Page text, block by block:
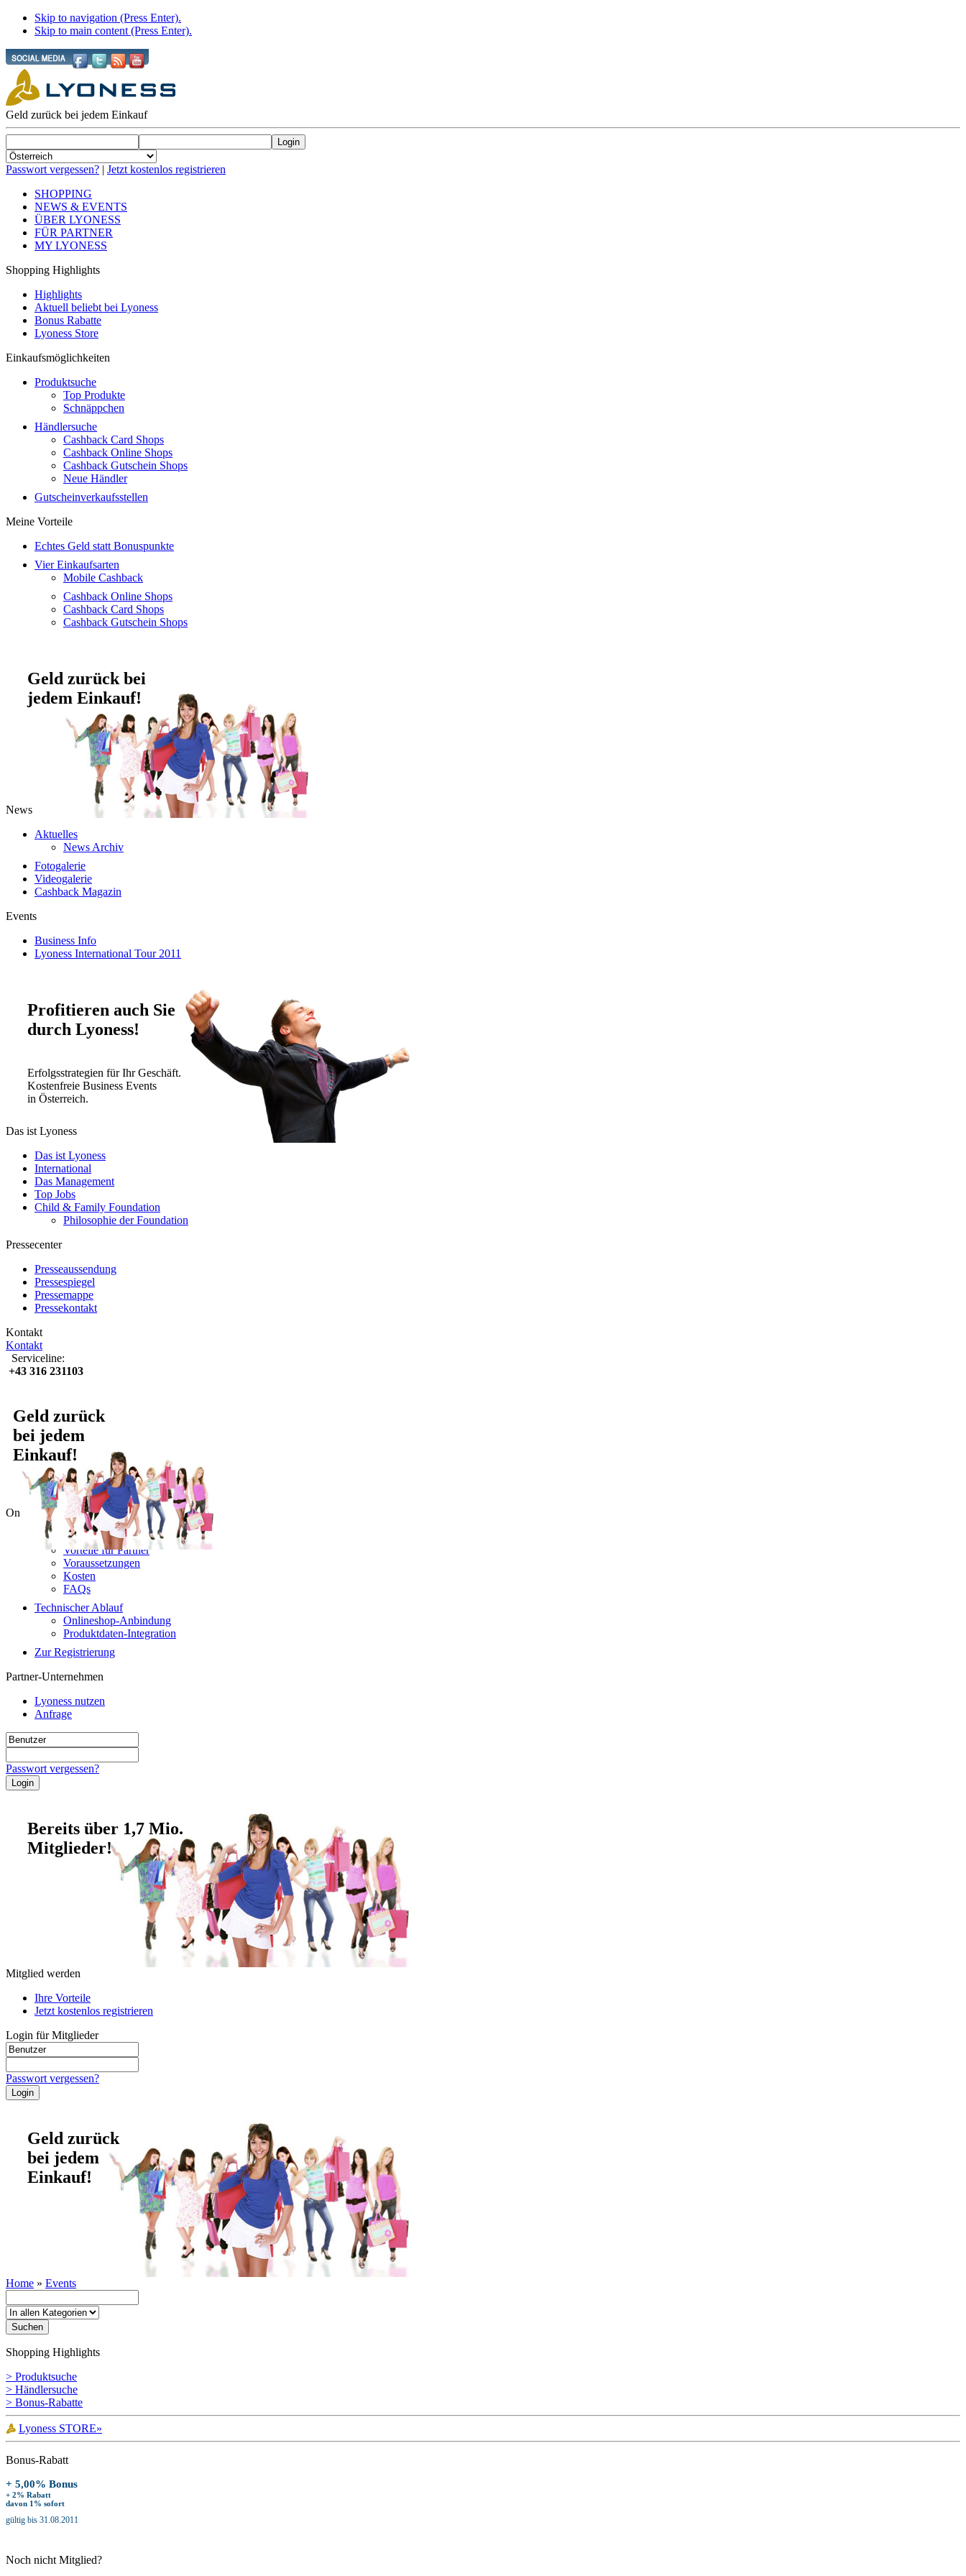
Skip to navigation (Press Enter).
Skip to main content (Press Enter).
Geld zurück bei jedem Einkauf
Passwort vergessen? | Jetzt kostenlos registrieren
SHOPPING
NEWS & EVENTS
ÜBER LYONESS
FÜR PARTNER
MY LYONESS
Shopping Highlights
Highlights
Aktuell beliebt bei Lyoness
Bonus Rabatte
Lyoness Store
Einkaufsmöglichkeiten
Produktsuche
Top Produkte
Schnäppchen
Händlersuche
Cashback Card Shops
Cashback Online Shops
Cashback Gutschein Shops
Neue Händler
Gutscheinverkaufsstellen
Meine Vorteile
Echtes Geld statt Bonuspunkte
Vier Einkaufsarten
Mobile Cashback
Cashback Online Shops
Cashback Card Shops
Cashback Gutschein Shops
Geld zurück bei
jedem Einkauf!
News
Aktuelles
News Archiv
Fotogalerie
Videogalerie
Cashback Magazin
Events
Business Info
Lyoness International Tour 2011
Profitieren auch Sie
durch Lyoness!
Erfolgsstrategien für Ihr Geschäft.
Kostenfreie Business Events
in Österreich.
Das ist Lyoness
Das ist Lyoness
International
Das Management
Top Jobs
Child & Family Foundation
Philosophie der Foundation
Pressecenter
Presseaussendung
Pressespiegel
Pressemappe
Pressekontakt
Kontakt
Kontakt
Serviceline:
+43 316 231103
Geld zurück
bei jedem
Einkauf!
Online-Partner
Lyoness nutzen
Vorteile für Partner
Voraussetzungen
Kosten
FAQs
Technischer Ablauf
Onlineshop-Anbindung
Produktdaten-Integration
Zur Registrierung
Partner-Unternehmen
Lyoness nutzen
Anfrage
Passwort vergessen?
Bereits über 1,7 Mio.
Mitglieder!
Mitglied werden
Ihre Vorteile
Jetzt kostenlos registrieren
Login für Mitglieder
Passwort vergessen?
Geld zurück
bei jedem
Einkauf!
Home » Events
Shopping Highlights
> Produktsuche
> Händlersuche
> Bonus-Rabatte
Lyoness STORE»
Bonus-Rabatt
+ 5,00% Bonus
+ 2% Rabatt
davon 1% sofort
gültig bis 31.08.2011
Noch nicht Mitglied?